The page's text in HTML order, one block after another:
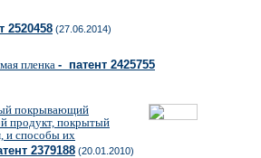
2520458 (27.06.2014)
пленка- патент 2425755
покрывающий
продукт, покрытый
и способы их
2379188 (20.01.2010)